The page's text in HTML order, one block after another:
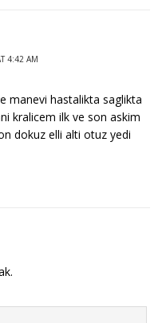
4:42 AM
manevi hastalikta saglikta
kralicem ilk ve son askim
dokuz elli alti otuz yedi